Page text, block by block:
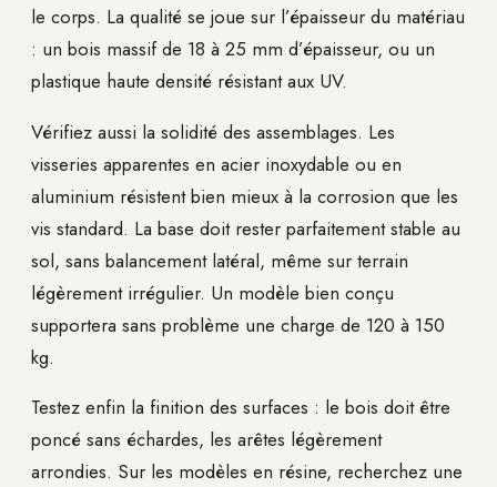
le corps. La qualité se joue sur l’épaisseur du matériau
: un bois massif de 18 à 25 mm d’épaisseur, ou un
plastique haute densité résistant aux UV.
Vérifiez aussi la solidité des assemblages. Les
visseries apparentes en acier inoxydable ou en
aluminium résistent bien mieux à la corrosion que les
vis standard. La base doit rester parfaitement stable au
sol, sans balancement latéral, même sur terrain
légèrement irrégulier. Un modèle bien conçu
supportera sans problème une charge de 120 à 150
kg.
Testez enfin la finition des surfaces : le bois doit être
poncé sans échardes, les arêtes légèrement
arrondies. Sur les modèles en résine, recherchez une